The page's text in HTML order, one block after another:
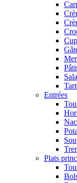
Entrées
Plats